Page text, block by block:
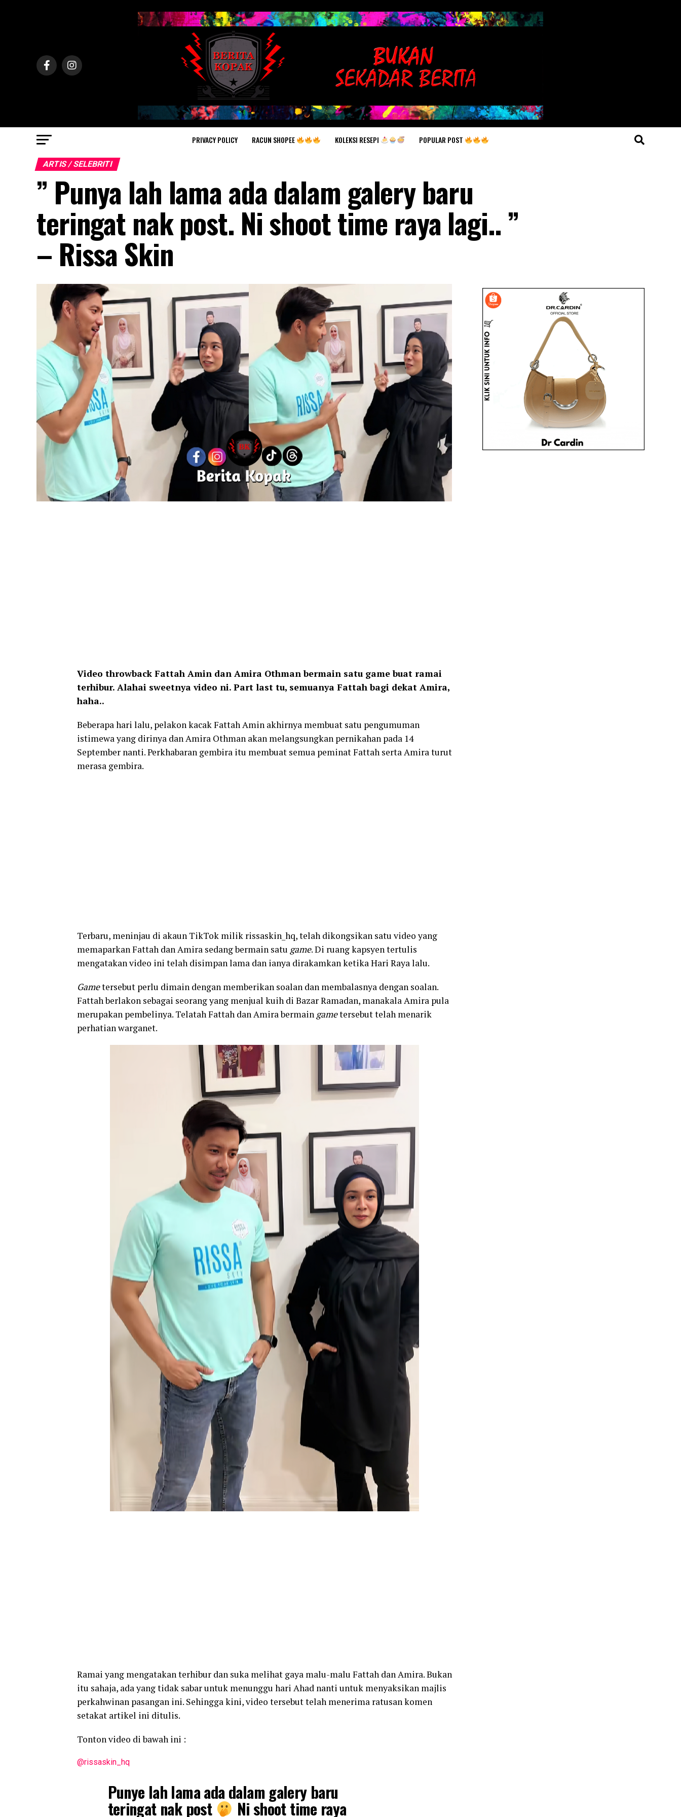
PRIVACY POLICY RACUN SHOPEE KOLEKSI RESEPI POPULAR POST
ARTIS / SELEBRITI
” Punya lah lama ada dalam galery baru
teringat nak post. Ni shoot time raya lagi.. ”
– Rissa Skin
Video throwback Fattah Amin dan Amira Othman bermain satu game buat ramai
terhibur. Alahai sweetnya video ni. Part last tu, semuanya Fattah bagi dekat Amira,
haha..
Beberapa hari lalu, pelakon kacak Fattah Amin akhirnya membuat satu pengumuman
istimewa yang dirinya dan Amira Othman akan melangsungkan pernikahan pada 14
September nanti. Perkhabaran gembira itu membuat semua peminat Fattah serta Amira turut
merasa gembira.
Terbaru, meninjau di akaun TikTok milik rissaskin_hq, telah dikongsikan satu video yang
memaparkan Fattah dan Amira sedang bermain satu game. Di ruang kapsyen tertulis
mengatakan video ini telah disimpan lama dan ianya dirakamkan ketika Hari Raya lalu.
Gametersebut perlu dimain dengan memberikan soalan dan membalasnya dengan soalan.
Fattah berlakon sebagai seorang yang menjual kuih di Bazar Ramadan, manakala Amira pula
merupakan pembelinya. Telatah Fattah dan Amira bermain gametersebut telah menarik
perhatian warganet.
Ramai yang mengatakan terhibur dan suka melihat gaya malu-malu Fattah dan Amira. Bukan
itu sahaja, ada yang tidak sabar untuk menunggu hari Ahad nanti untuk menyaksikan majlis
perkahwinan pasangan ini. Sehingga kini, video tersebut telah menerima ratusan komen
setakat artikel ini ditulis.
Tonton video di bawah ini :
@rissaskin_hq
Punye lah lama ada dalam galery baru
teringat nak post Ni shoot time raya